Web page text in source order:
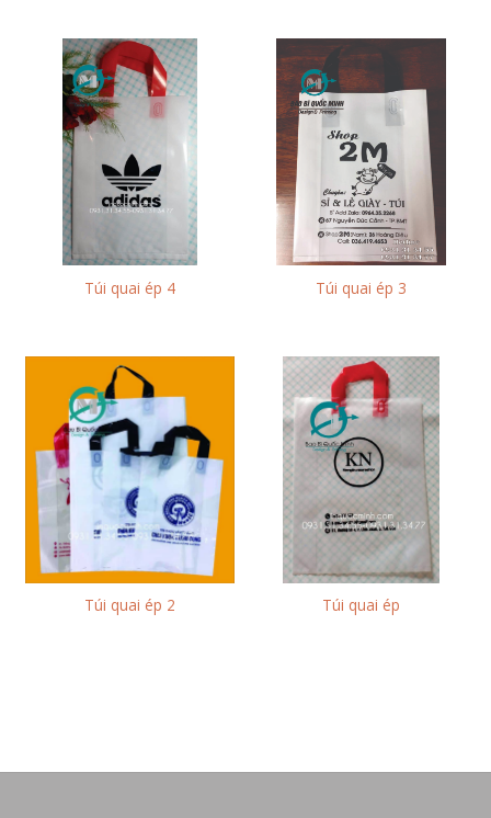
Túi quai ép 4 Túi quai ép 3
Túi quai ép 2 Túi quai ép